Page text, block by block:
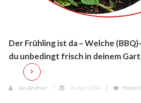
Der Frühling ist da – Welche
du unbedingt frisch in deinem
Jan Andree 26. April 2024